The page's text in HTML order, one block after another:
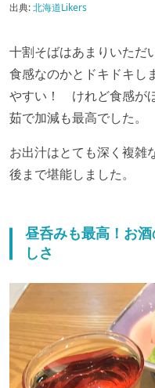
出典:北海道Likers
十割そばはあまりいただ
食感なのかとドキドキし
やすい！ けれど食感が
茹で加減も最高でした。
お出汁はとても深く複雑
後まで堪能しました。
昼呑みも最高！お
しさ